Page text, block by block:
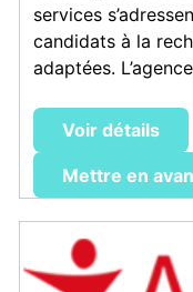
services
candidats à la
adaptées.
Voir détails
Mettre en